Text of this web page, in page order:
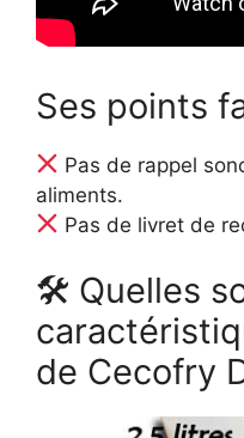
Ses points
Pas de rappel
aliments.
Pas de livret de
🛠 Quelles
de Cecofry